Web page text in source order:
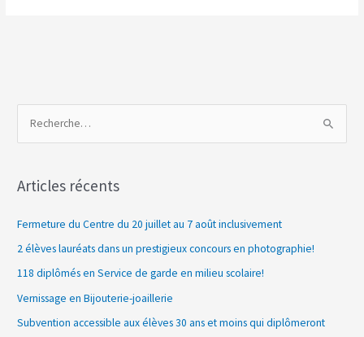
h
h
e
r
Articles récents
Fermeture du Centre du 20 juillet au 7 août inclusivement
2 élèves lauréats dans un prestigieux concours en photographie!
118 diplômés en Service de garde en milieu scolaire!
Vernissage en Bijouterie-joaillerie
Subvention accessible aux élèves 30 ans et moins qui diplômeront